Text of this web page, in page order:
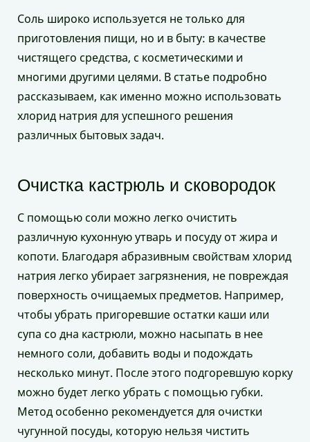
Соль широко используется не только для
приготовления пищи, но и в быту: в качестве
чистящего средства, с косметическими и
многими другими целями. В статье подробно
рассказываем, как именно можно использовать
хлорид натрия для успешного решения
различных бытовых задач.
Очистка кастрюль и сковородок
С помощью соли можно легко очистить
различную кухонную утварь и посуду от жира и
копоти. Благодаря абразивным свойствам хлорид
натрия легко убирает загрязнения, не повреждая
поверхность очищаемых предметов. Например,
чтобы убрать пригоревшие остатки каши или
супа со дна кастрюли, можно насыпать в нее
немного соли, добавить воды и подождать
несколько минут. После этого подгоревшую корку
можно будет легко убрать с помощью губки.
Метод особенно рекомендуется для очистки
чугунной посуды, которую нельзя чистить